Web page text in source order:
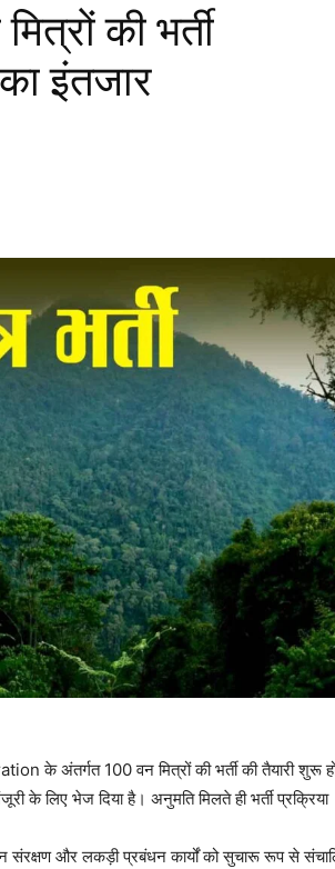
की भर्ती
इंतजार
अंतर्गत 100 वन मित्रों की भर्ती की तैयारी शुरू
के लिए भेज दिया है। अनुमति मिलते ही भर्ती प्रक्रिया
संरक्षण और लकड़ी प्रबंधन कार्यों को सुचारू रूप से